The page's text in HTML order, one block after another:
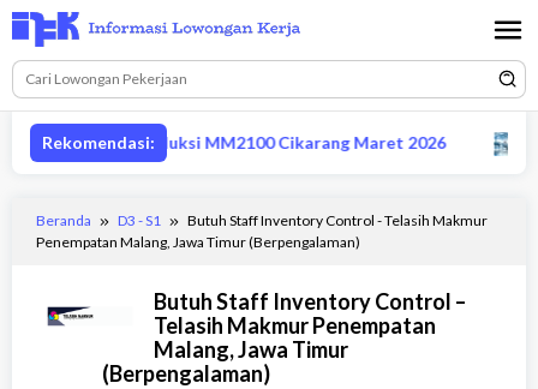
Loncat
ke
konten
Rekomendasi:
supervisor produksi MM2100 Cikarang Maret 2026
Beranda D3 - S1
Butuh Staff Inventory Control - Telasih Makmur
Penempatan Malang, Jawa Timur (Berpengalaman)
Butuh Staff Inventory Control –
Telasih Makmur Penempatan
Malang, Jawa Timur
(Berpengalaman)